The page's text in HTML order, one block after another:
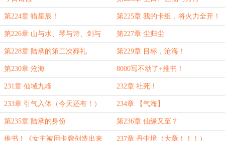
第224章 猎星辰！ 第225章 我的卡组，将火力全开！
第226章 山与水、琴与诗、剑与
酒！
第227章 尘归尘
第228章 陆承的第二次葬礼 第229章 目标，沧海！
第230章 沧海 8000写不动了+推书！
231章 仙域九峰 232章 社死！
233章 引气入体（今天还有！） 234章 【气海】
第235章 陆承的身份 第236章 仙缘又至？
推书！《女主被用卡牌创造出来 237章 丹中境（大章！！！）